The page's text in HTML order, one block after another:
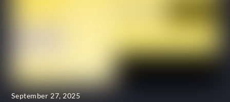
September 27, 2025